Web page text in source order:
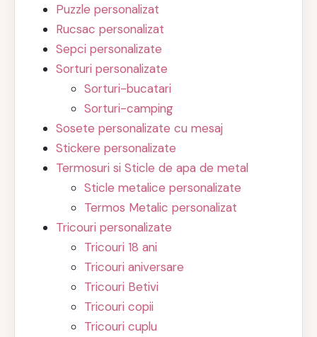
Puzzle personalizat
Rucsac personalizat
Sepci personalizate
Sorturi personalizate
Sorturi-bucatari
Sorturi-camping
Sosete personalizate cu mesaj
Stickere personalizate
Termosuri si Sticle de apa de metal
Sticle metalice personalizate
Termos Metalic personalizat
Tricouri personalizate
Tricouri 18 ani
Tricouri aniversare
Tricouri Betivi
Tricouri copii
Tricouri cuplu